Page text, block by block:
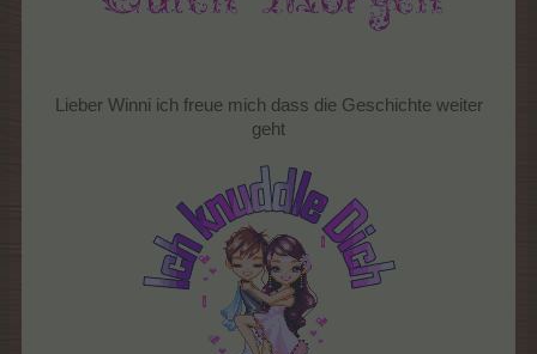
Lieber Winni ich freue mich dass die Geschichte weiter
geht